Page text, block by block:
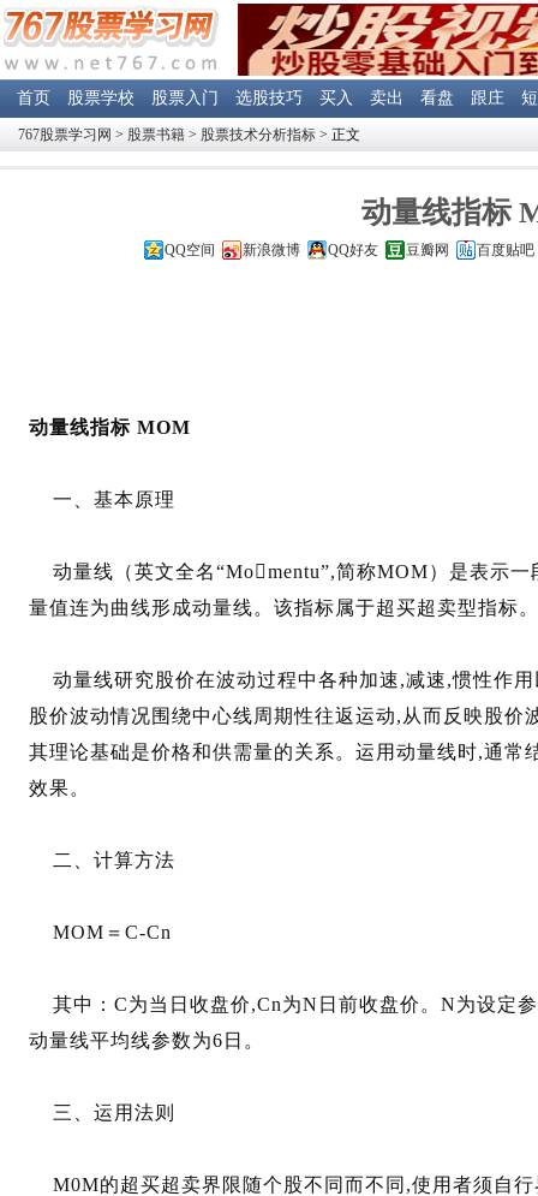
首页 股票学校 股票入门 选股技巧 买入 卖出 看盘 跟庄
767股票学习网 > 股票书籍 > 股票技术分析指标 > 正文
动量线指标
QQ空间 新浪微博 QQ好友 豆瓣网 百度贴吧
动量线指标 MOM
一、基本原理
动量线（英文全名“Momentu”,简称MOM）是表示
量值连为曲线形成动量线。该指标属于超买超卖型指标。
动量线研究股价在波动过程中各种加速,减速,惯性作
股价波动情况围绕中心线周期性往返运动,从而反映股价
其理论基础是价格和供需量的关系。运用动量线时,通常
效果。
二、计算方法
MOM＝C-Cn
其中：C为当日收盘价,Cn为N日前收盘价。N为设定
动量线平均线参数为6日。
三、运用法则
M0M的超买超卖界限随个股不同而不同,使用者须自